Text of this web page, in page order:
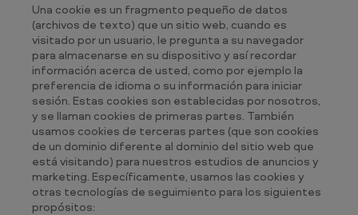
Una cookie es un fragmento pequeño de datos
(archivos de texto) que un sitio web, cuando es
visitado por un usuario, le pregunta a su navegador
para almacenarse en su dispositivo y así recordar
información acerca de usted, como por ejemplo la
preferencia de idioma o su información para iniciar
sesión. Estas cookies son establecidas por nosotros,
y se llaman cookies de primeras partes. También
usamos cookies de terceras partes (que son cookies
de un dominio diferente al dominio del sitio web que
está visitando) para nuestros estudios de anuncios y
marketing. Específicamente, usamos las cookies y
otras tecnologías de seguimiento para los siguientes
propósitos: